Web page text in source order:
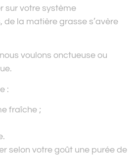
sur votre système
la matière grasse s’avère
voulons onctueuse ou
:
fraîche ;
selon votre goût une purée de